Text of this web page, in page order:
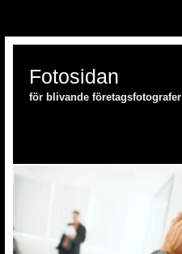
FOTOUTRUSTNING
Fotosidan
för blivande företagsfotografer